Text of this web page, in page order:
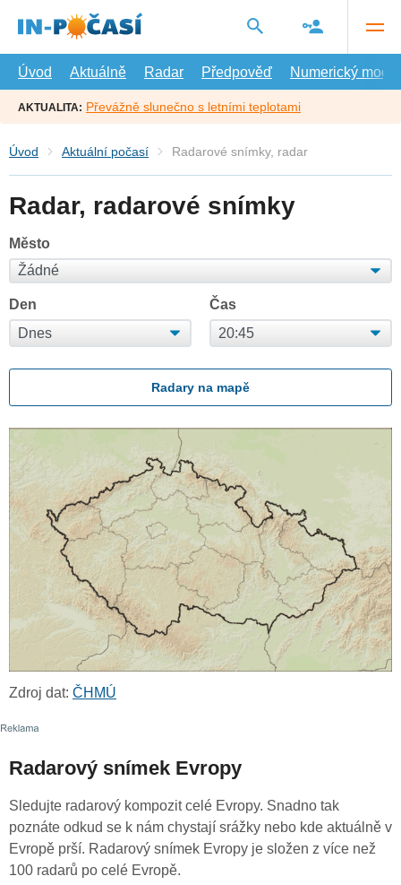
hlavní
Úvod
Aktuálně Radar Předpověď Numerický model
AKTUALITA: Převážně slunečno s letními teplotami
Úvod Aktuální počasí Radarové snímky, radar
Radar, radarové snímky
Město
Den Čas
Radary na mapě
Zdroj dat: ČHMÚ
Radarový snímek Evropy
Sledujte radarový kompozit celé Evropy. Snadno tak
poznáte odkud se k nám chystají srážky nebo kde aktuálně v
Evropě prší. Radarový snímek Evropy je složen z více než
100 radarů po celé Evropě.